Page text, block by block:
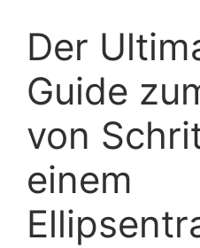
Der
Guide
von
einem